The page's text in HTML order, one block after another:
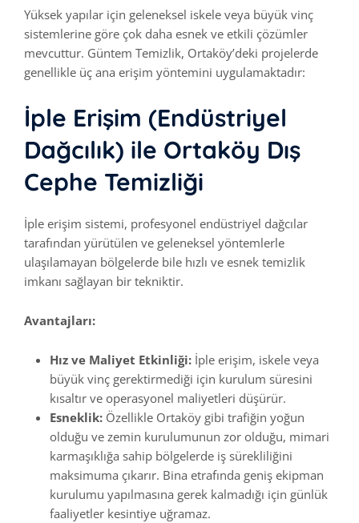
Yüksek yapılar için geleneksel iskele veya büyük vinç
sistemlerine göre çok daha esnek ve etkili çözümler
mevcuttur. Güntem Temizlik, Ortaköy’deki projelerde
genellikle üç ana erişim yöntemini uygulamaktadır:
İple Erişim (Endüstriyel
Dağcılık) ile Ortaköy Dış
Cephe Temizliği
İple erişim sistemi, profesyonel endüstriyel dağcılar
tarafından yürütülen ve geleneksel yöntemlerle
ulaşılamayan bölgelerde bile hızlı ve esnek temizlik
imkanı sağlayan bir tekniktir.
Avantajları:
Hız ve Maliyet Etkinliği: İple erişim, iskele veya
büyük vinç gerektirmediği için kurulum süresini
kısaltır ve operasyonel maliyetleri düşürür.
Esneklik: Özellikle Ortaköy gibi trafiğin yoğun
olduğu ve zemin kurulumunun zor olduğu, mimari
karmaşıklığa sahip bölgelerde iş sürekliliğini
maksimuma çıkarır. Bina etrafında geniş ekipman
kurulumu yapılmasına gerek kalmadığı için günlük
faaliyetler kesintiye uğramaz.